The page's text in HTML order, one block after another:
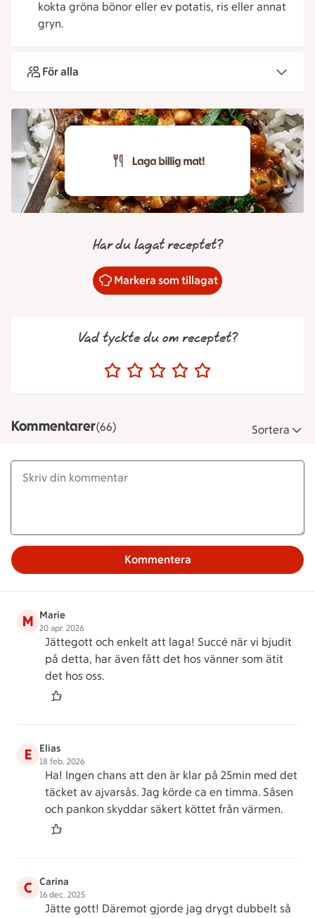
kokta gröna bönor eller ev potatis, ris eller annat
gryn.
För alla
Har du lagat receptet?
Markera som tillagat
Vad tyckte du om receptet?
Kommentarer(66) Sortera
Kommentera
M Marie
20 apr. 2026
Jättegott och enkelt att laga! Succé när vi bjudit
på detta, har även fått det hos vänner som ätit
det hos oss.
E Elias
18 feb. 2026
Ha! Ingen chans att den är klar på 25min med det
täcket av ajvarsås. Jag körde ca en timma. Såsen
och pankon skyddar säkert köttet från värmen.
C Carina
16 dec. 2025
Jätte gott! Däremot gjorde jag drygt dubbelt så